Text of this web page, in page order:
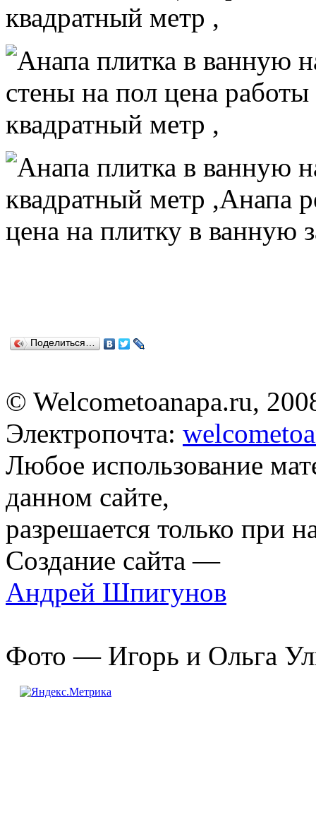
Поделиться…
© Welcometoanapa.ru,
Электропочта:
Любое использование
данном сайте,
разрешается только при
Создание сайта —
Андрей Шпигунов
Фото — Игорь и Ольга